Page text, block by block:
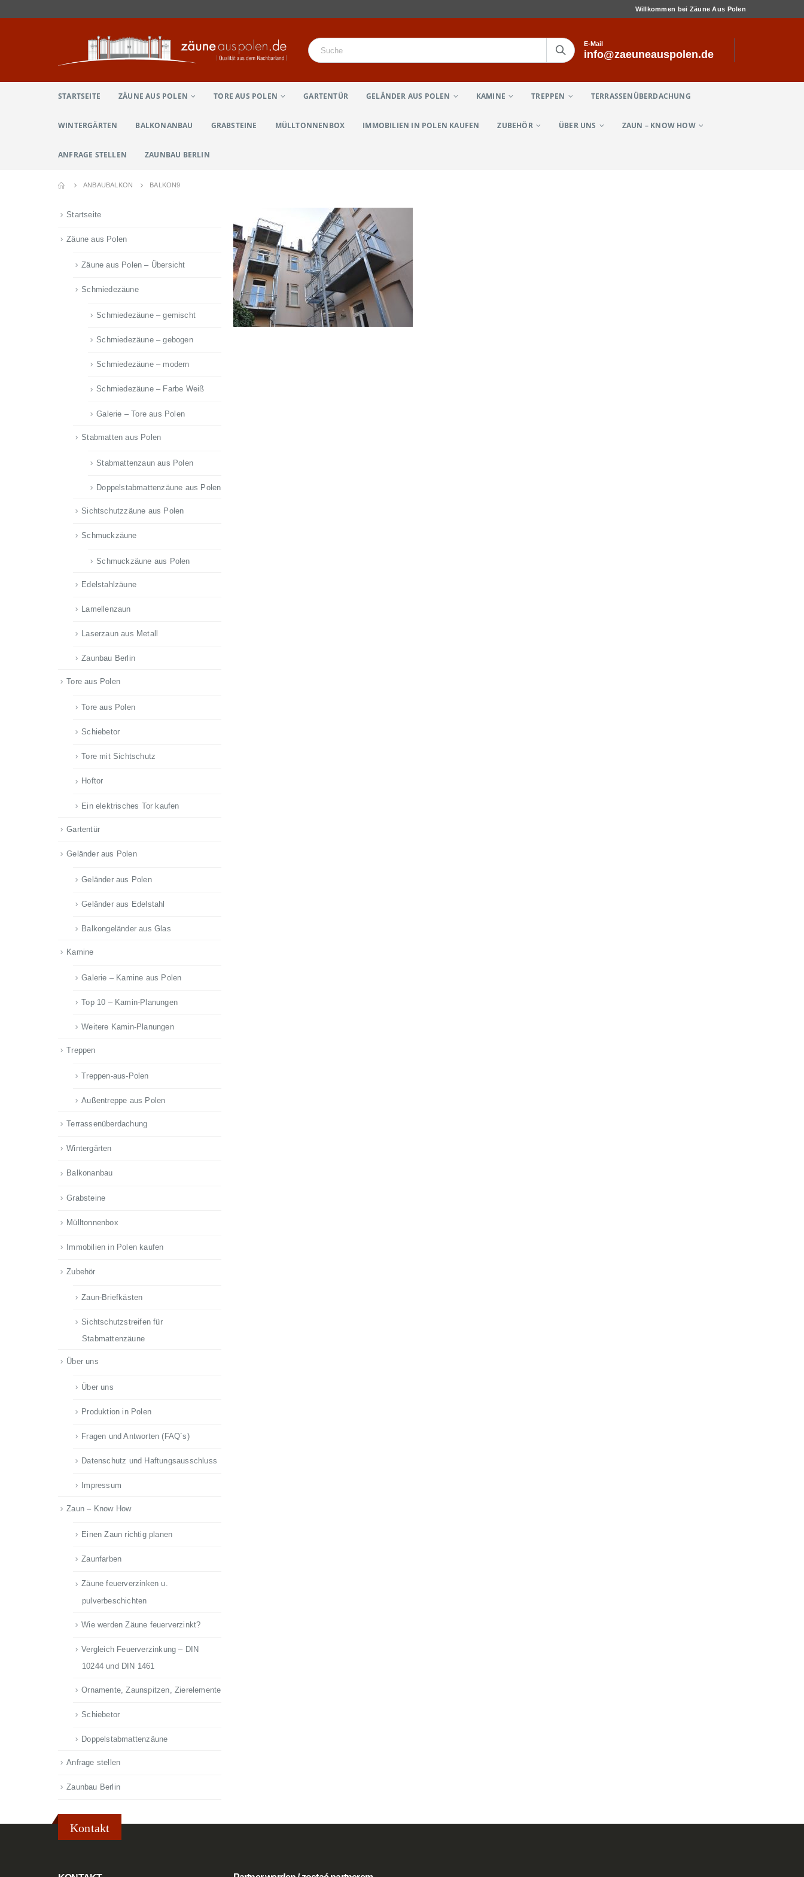
Willkommen bei Zäune Aus Polen
E-Mail
info@zaeuneauspolen.de
STARTSEITE ZÄUNE AUS POLEN TORE AUS POLEN GARTENTÜR GELÄNDER AUS POLEN KAMINE TREPPEN TERRASSENÜBERDACHUNG
WINTERGÄRTEN BALKONANBAU GRABSTEINE MÜLLTONNENBOX IMMOBILIEN IN POLEN KAUFEN ZUBEHÖR ÜBER UNS ZAUN – KNOW HOW
ANFRAGE STELLEN ZAUNBAU BERLIN
ANBAUBALKON BALKON9
Startseite
Zäune aus Polen
Zäune aus Polen – Übersicht
Schmiedezäune
Schmiedezäune – gemischt
Schmiedezäune – gebogen
Schmiedezäune – modern
Schmiedezäune – Farbe Weiß
Galerie – Tore aus Polen
Stabmatten aus Polen
Stabmattenzaun aus Polen
Doppelstabmattenzäune aus Polen
Sichtschutzzäune aus Polen
Schmuckzäune
Schmuckzäune aus Polen
Edelstahlzäune
Lamellenzaun
Laserzaun aus Metall
Zaunbau Berlin
Tore aus Polen
Tore aus Polen
Schiebetor
Tore mit Sichtschutz
Hoftor
Ein elektrisches Tor kaufen
Gartentür
Geländer aus Polen
Geländer aus Polen
Geländer aus Edelstahl
Balkongeländer aus Glas
Kamine
Galerie – Kamine aus Polen
Top 10 – Kamin-Planungen
Weitere Kamin-Planungen
Treppen
Treppen-aus-Polen
Außentreppe aus Polen
Terrassenüberdachung
Wintergärten
Balkonanbau
Grabsteine
Mülltonnenbox
Immobilien in Polen kaufen
Zubehör
Zaun-Briefkästen
Sichtschutzstreifen für
Stabmattenzäune
Über uns
Über uns
Produktion in Polen
Fragen und Antworten (FAQ´s)
Datenschutz und Haftungsausschluss
Impressum
Zaun – Know How
Einen Zaun richtig planen
Zaunfarben
Zäune feuerverzinken u.
pulverbeschichten
Wie werden Zäune feuerverzinkt?
Vergleich Feuerverzinkung – DIN
10244 und DIN 1461
Ornamente, Zaunspitzen, Zierelemente
Schiebetor
Doppelstabmattenzäune
Anfrage stellen
Zaunbau Berlin
Kontakt